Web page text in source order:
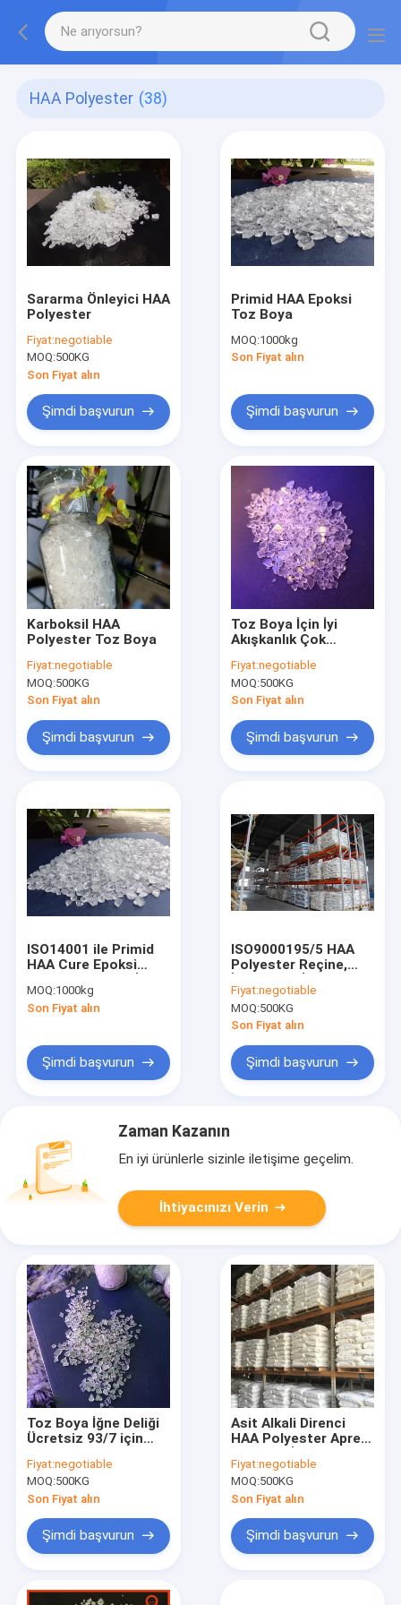
HAA Polyester (38)
Sararma Önleyici HAA
Polyester
Fiyat:negotiable
MOQ:500KG
Son Fiyat alın
Şimdi başvurun
Primid HAA Epoksi
Toz Boya
MOQ:1000kg
Son Fiyat alın
Şimdi başvurun
Karboksil HAA
Polyester Toz Boya
Fiyat:negotiable
MOQ:500KG
Son Fiyat alın
Şimdi başvurun
Toz Boya İçin İyi
Akışkanlık Çok
Polyester
Fiyat:negotiable
MOQ:500KG
Son Fiyat alın
Şimdi başvurun
ISO14001 ile Primid
HAA Cure Epoksi
Depolama Kararlılığı
MOQ:1000kg
Son Fiyat alın
Şimdi başvurun
ISO9000195/5 HAA
Polyester Reçine,
Toz boya için
Fonksiyonel
Fiyat:negotiable
MOQ:500KG
Son Fiyat alın
Şimdi başvurun
Zaman Kazanın
En iyi ürünlerle sizinle iletişime geçelim.
İhtiyacınızı Verin
Toz Boya İğne Deliği
Ücretsiz 93/7 için
Reçine
Fiyat:negotiable
MOQ:500KG
Son Fiyat alın
Şimdi başvurun
Asit Alkali Direnci
HAA Polyester Apre
Koşullarına
Dayanıklılık
Fiyat:negotiable
MOQ:500KG
Son Fiyat alın
Şimdi başvurun